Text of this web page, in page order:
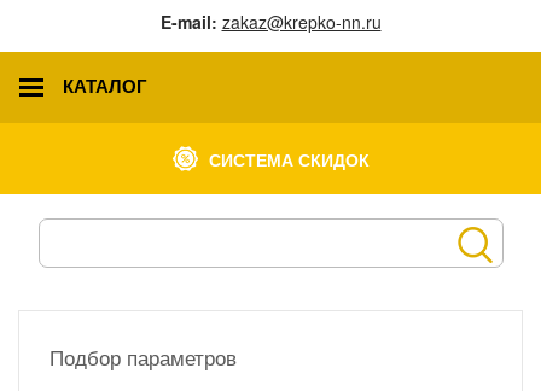
E-mail: zakaz@krepko-nn.ru
КАТАЛОГ
СИСТЕМА СКИДОК
Подбор параметров